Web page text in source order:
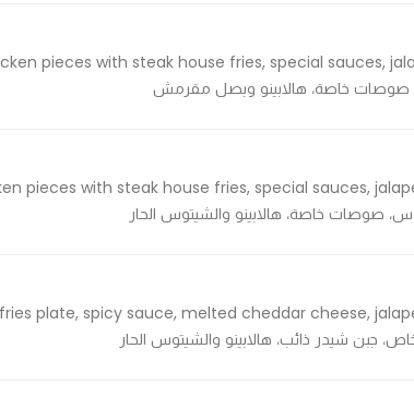
خاصة، هالابينو وبصل مقرمش
خاصة، هالابينو والشيتوس الحار
جبن شيدر ذائب، هالابينو والشيتوس الحار